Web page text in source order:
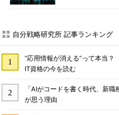
自分戦略研究所 記事ランキング
“応用情報が消える”って本当
IT資格の今を読む
「AIがコードを書く時代、新
が思う理由